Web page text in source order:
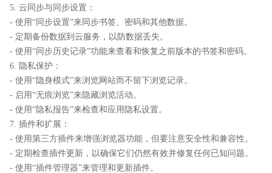
5. 云同步与同步设置：
- 使用“同步设置”来同步书签、密码和其他数据。
- 定期备份数据到云服务，以防数据丢失。
- 使用“同步历史记录”功能来查看和恢复之前版本的书签和密码。
6. 隐私保护：
- 使用“隐身模式”来浏览网站而不留下浏览记录。
- 启用“无痕浏览”来隐藏浏览活动。
- 使用“隐私报告”来检查和应用隐私设置。
7. 插件和扩展：
- 使用第三方插件来增强浏览器功能，但要注意安全性和兼容性。
- 定期检查插件更新，以确保它们仍然有效并修复任何已知问题。
- 使用“插件管理器”来管理和更新插件。